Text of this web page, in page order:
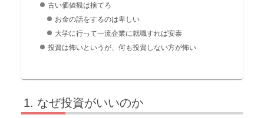
古い価値観は捨てろ
お金の話をするのは卑しい
大学に行って一流企業に就職すれば安泰
投資は怖いというが、何も投資しない方が怖い
なぜ投資がいいのか